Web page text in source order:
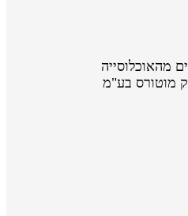
עם מוגבלות ולאנשים מבוגרים לגלוש באותה רמה של יעילות והנאה ככל הגולשים, כ- 20 עד 25 אחוזים מהאוכלוסייה
ע"י חברת מייקרוסופט. חברת דלק מוטורס בע"מ